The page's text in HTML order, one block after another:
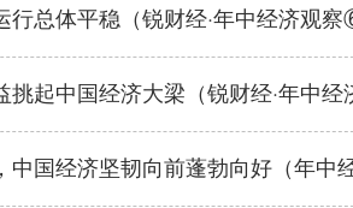
行总体平稳（锐财经·年中经济观
挑起中国经济大梁（锐财经·年中
中国经济坚韧向前蓬勃向好（年中